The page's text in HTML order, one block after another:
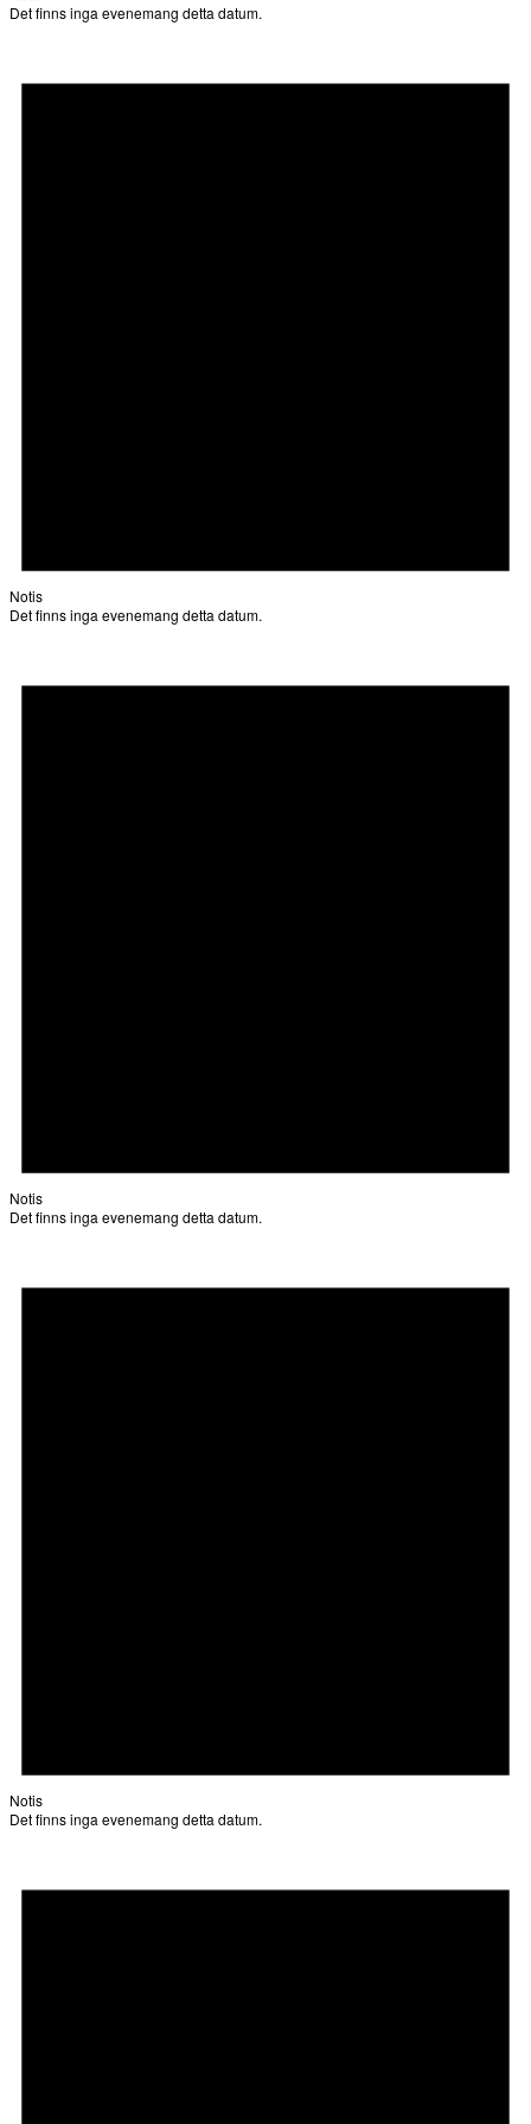
Det finns inga evenemang detta datum.
Notis
Det finns inga evenemang detta datum.
Notis
Det finns inga evenemang detta datum.
Notis
Det finns inga evenemang detta datum.